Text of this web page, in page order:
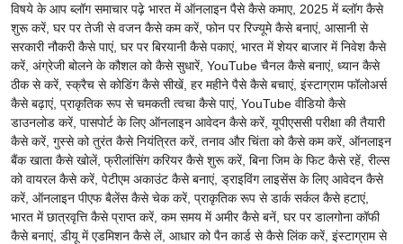
विषये के आप ब्लॉग समाचार पढ़े भारत में ऑनलाइन पैसे कैसे कमाए, 2025 में ब्लॉग कैसे
शुरू करें, घर पर तेजी से वजन कैसे कम करें, फोन पर रिज्यूमे कैसे बनाएं, आसानी से
सरकारी नौकरी कैसे पाएं, घर पर बिरयानी कैसे पकाएं, भारत में शेयर बाजार में निवेश कैसे
करें, अंग्रेजी बोलने के कौशल को कैसे सुधारें, YouTube चैनल कैसे बनाएं, ध्यान कैसे
ठीक से करें, स्क्रैच से कोडिंग कैसे सीखें, हर महीने पैसे कैसे बचाएं, इंस्टाग्राम फॉलोअर्स
कैसे बढ़ाएं, प्राकृतिक रूप से चमकती त्वचा कैसे पाएं, YouTube वीडियो कैसे
डाउनलोड करें, पासपोर्ट के लिए ऑनलाइन आवेदन कैसे करें, यूपीएससी परीक्षा की तैयारी
कैसे करें, गुस्से को तुरंत कैसे नियंत्रित करें, तनाव और चिंता को कैसे कम करें, ऑनलाइन
बैंक खाता कैसे खोलें, फ्रीलांसिंग करियर कैसे शुरू करें, बिना जिम के फिट कैसे रहें, रील्स
को वायरल कैसे करें, पेटीएम अकाउंट कैसे बनाएं, ड्राइविंग लाइसेंस के लिए आवेदन कैसे
करें, ऑनलाइन पीएफ बैलेंस कैसे चेक करें, प्राकृतिक रूप से डार्क सर्कल कैसे हटाएं,
भारत में छात्रवृत्ति कैसे प्राप्त करें, कम समय में अमीर कैसे बनें, घर पर डालगोना कॉफी
कैसे बनाएं, डीयू में एडमिशन कैसे लें, आधार को पैन कार्ड से कैसे लिंक करें, इंस्टाग्राम से